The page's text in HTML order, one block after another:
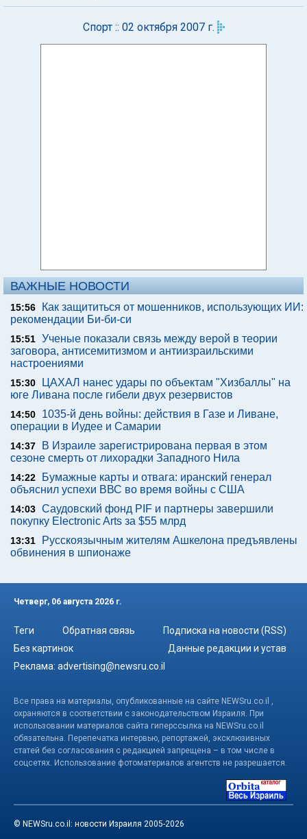
Спорт :: 02 октября 2007 г.
ВАЖНЫЕ НОВОСТИ
15:56
Как защититься от мошенников, использующих ИИ:
рекомендации Би-би-си
15:51 Ученые показали связь между верой в теории
заговора, антисемитизмом и антиизраильскими
настроениями
15:30
ЦАХАЛ нанес удары по объектам "Хизбаллы" на
юге Ливана после гибели двух резервистов
14:50
1035-й день войны: действия в Газе и Ливане,
операции в Иудее и Самарии
14:37
В Израиле зарегистрирована первая в этом
сезоне смерть от лихорадки Западного Нила
14:22
Бумажные карты и отвага: иранский генерал
объяснил успехи ВВС во время войны с США
14:03 Саудовский фонд PIF и партнеры завершили
покупку Electronic Arts за $55 млрд
13:31
Русскоязычным жителям Ашкелона предъявлены
обвинения в шпионаже
Четверг, 06 августа 2026 г.
Теги Обратная связь
Подписка на новости (RSS)
Без картинок
Данные редакции и устав
Реклама: advertising@newsru.co.il
Все права на материалы, опубликованные на сайте NEWSru.co.il ,
охраняются в соответствии с законодательством Израиля. При
использовании материалов сайта гиперссылка на NEWSru.co.il
обязательна. Перепечатка интервью, репортажей, эксклюзивных
статей без согласования с редакцией запрещена – в том числе в
соцсетях. Использование фотоматериалов агентств не разрешается.
© NEWSru.co.il: новости Израиля 2005-2026